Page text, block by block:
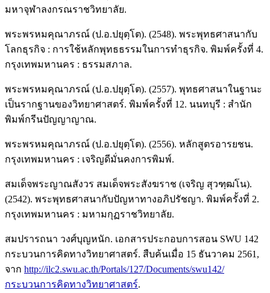
มหาจุฬาลงกรณราชวิทยาลัย.
พระพรหมคุณาภรณ์ (ป.อ.ปยุตฺโต). (2548). พระพุทธศาสนากับ
โลกธุรกิจ : การใช้หลักพุทธธรรมในการทำธุรกิจ. พิมพ์ครั้งที่ 4.
กรุงเทพมหานคร : ธรรมสภาล.
พระพรหมคุณาภรณ์ (ป.อ.ปยุตฺโต). (2557). พุทธศาสนาในฐานะ
เป็นรากฐานของวิทยาศาสตร์. พิมพ์ครั้งที่ 12. นนทบุรี : สำนัก
พิมพ์กรีนปัญญาญาณ.
พระพรหมคุณาภรณ์ (ป.อ.ปยุตฺโต). (2556). หลักสูตรอารยชน.
กรุงเทพมหานคร : เจริญดีมั่นคงการพิมพ์.
สมเด็จพระญาณสังวร สมเด็จพระสังฆราช (เจริญ สุวฑฺฒโน).
(2542). พระพุทธศาสนากับปัญหาทางอภิปรัชญา. พิมพ์ครั้งที่ 2.
กรุงเทพมหานคร : มหามกุฏราชวิทยาลัย.
สมปรารถนา วงศ์บุญหนัก. เอกสารประกอบการสอน SWU 142
กระบวนการคิดทางวิทยาศาสตร์. สืบค้นเมื่อ 15 ธันวาคม 2561,
จาก http://ilc2.swu.ac.th/Portals/127/Documents/swu142/
กระบวนการคิดทางวิทยาศาสตร์.